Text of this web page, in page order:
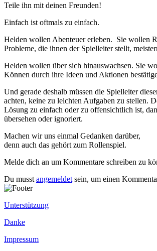
Teile ihn mit deinen Freunden!
Einfach ist oftmals zu einfach.
Helden wollen Abenteuer erleben. Sie wollen
Probleme, die ihnen der Spielleiter stellt,
Helden wollen über sich hinauswachsen. Sie
Können durch ihre Ideen und Aktionen
Und gerade deshalb müssen die Spielleiter
achten, keine zu leichten Aufgaben zu stellen.
Lösung zu einfach oder zu offensichtlich ist,
übersehen oder ignoriert.
Machen wir uns einmal Gedanken darüber,
denn auch das gehört zum Rollenspiel.
Melde dich an um Kommentare schreiben zu
Du musst angemeldet sein, um einen
Unterstützung
Danke
Impressum